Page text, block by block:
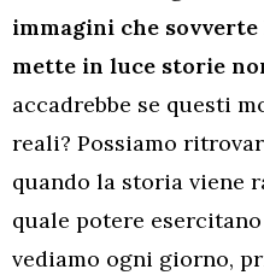
immagini che
mette in luce storie
accadrebbe se questi
reali? Possiamo
quando la storia viene
quale potere
vediamo ogni giorno,